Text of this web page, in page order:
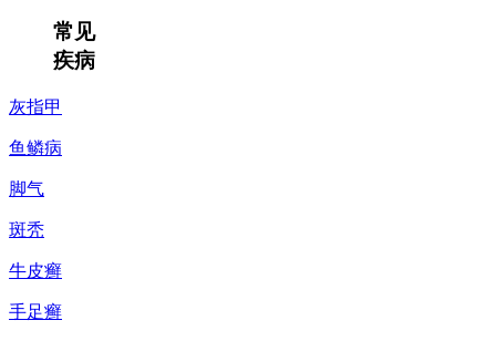
常见
疾病
灰指甲
鱼鳞病
脚气
斑秃
牛皮癣
手足癣